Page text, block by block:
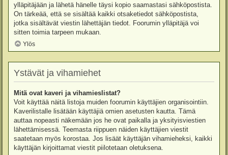
ylläpitäjään ja lähetä hänelle täysi kopio saamastasi sähköpostista.
On tärkeää, että se sisältää kaikki otsaketiedot sähköpostista,
jotka sisältävät viestin lähettäjän tiedot. Foorumin ylläpitäjä voi
sitten toimia tarpeen mukaan.
Ylös
Ystävät ja vihamiehet
Mitä ovat kaveri ja vihamieslistat?
Voit käyttää näitä listoja muiden foorumin käyttäjien organisointiin.
Kaverilistalle lisätään käyttäjiä omien asetusten kautta. Tämä
auttaa nopeasti näkemään jos he ovat paikalla ja yksityisviestien
lähettämisessä. Teemasta riippuen näiden käyttäjien viestit
saatetaan myös korostaa. Jos lisäät käyttäjän vihamieheksi, kaikki
käyttäjän kirjoittamat viestit piilotetaan oletuksena.